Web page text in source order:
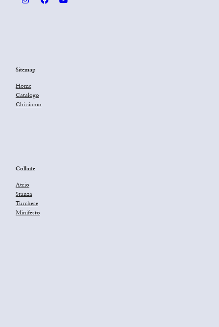
Sitemap
Home
Catalogo
Chi siamo
Collane
Atrio
Stanza
Turchese
Minifesto